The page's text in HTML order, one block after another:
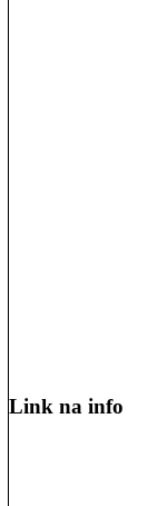
Link na info